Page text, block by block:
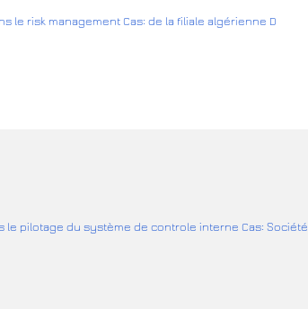
le risk management Cas: de la filiale algérienne D
le pilotage du système de controle interne Cas: Société